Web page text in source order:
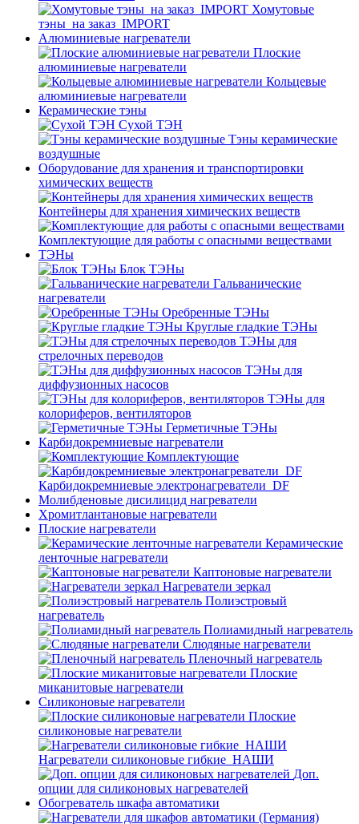
Хомутовые
тэны_на заказ_IMPORT
Алюминиевые нагреватели
Плоские
алюминиевые нагреватели
Кольцевые
алюминиевые нагреватели
Керамические тэны
Сухой ТЭН
Тэны керамические
воздушные
Оборудование для хранения и транспортировки
химических веществ
Контейнеры для хранения химических веществ
Комплектующие для работы с опасными веществами
ТЭНы
Блок ТЭНы
Гальванические
нагреватели
Оребренные ТЭНы
Круглые гладкие ТЭНы
ТЭНы для
стрелочных переводов
ТЭНы для
диффузионных насосов
ТЭНы для
колориферов, вентиляторов
Герметичные ТЭНы
Карбидокремниевые нагреватели
Комплектующие
Карбидокремниевые электронагреватели_DF
Молибденовые дисилицид нагреватели
Хромитлантановые нагреватели
Плоские нагреватели
Керамические
ленточные нагреватели
Каптоновые нагреватели
Нагреватели зеркал
Полиэстровый
нагреватель
Полиамидный нагреватель
Слюдяные нагреватели
Пленочный нагреватель
Плоские
миканитовые нагреватели
Силиконовые нагреватели
Плоские
силиконовые нагреватели
Нагреватели силиконовые гибкие_НАШИ
Доп.
опции для силиконовых нагревателей
Обогреватель шкафа автоматики